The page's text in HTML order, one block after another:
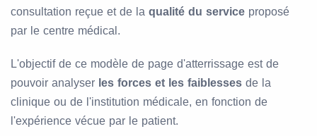
consultation reçue et de la qualité du service proposé
par le centre médical.
L'objectif de ce modèle de page d'atterrissage est de
pouvoir analyser les forces et les faiblesses de la
clinique ou de l'institution médicale, en fonction de
l'expérience vécue par le patient.